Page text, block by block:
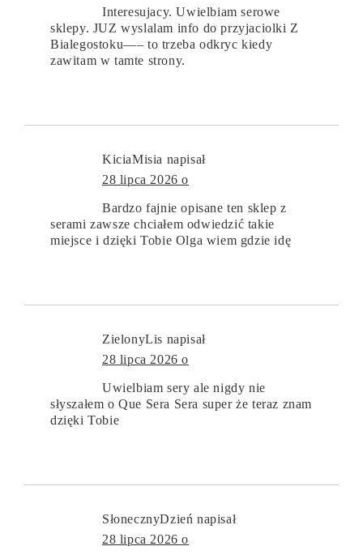
Interesujacy. Uwielbiam serowe
sklepy. JUZ wyslalam info do przyjaciolki Z
Bialegostoku—– to trzeba odkryc kiedy
zawitam w tamte strony.
KiciaMisia napisał
28 lipca 2026 o
Bardzo fajnie opisane ten sklep z
serami zawsze chciałem odwiedzić takie
miejsce i dzięki Tobie Olga wiem gdzie idę
ZielonyLis napisał
28 lipca 2026 o
Uwielbiam sery ale nigdy nie
słyszałem o Que Sera Sera super że teraz znam
dzięki Tobie
SłonecznyDzień napisał
28 lipca 2026 o